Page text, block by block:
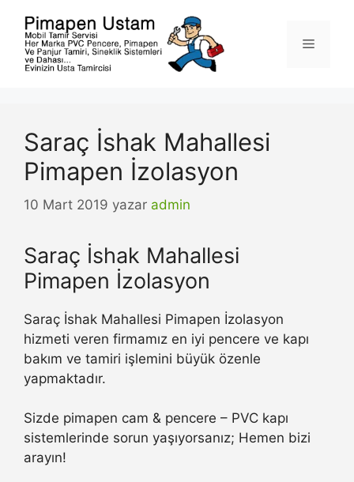
Menü
Saraç İshak Mahallesi
Pimapen İzolasyon
10 Mart 2019 yazar admin
Saraç İshak Mahallesi
Pimapen İzolasyon
Saraç İshak Mahallesi Pimapen İzolasyon
hizmeti veren firmamız en iyi pencere ve kapı
bakım ve tamiri işlemini büyük özenle
yapmaktadır.
Sizde pimapen cam & pencere – PVC kapı
sistemlerinde sorun yaşıyorsanız; Hemen bizi
arayın!